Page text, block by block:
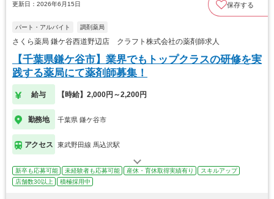
更新日：2026年6月15日 保存する
パート・アルバイト 調剤薬局
さくら薬局 鎌ケ谷西道野辺店 クラフト株式会社の薬剤師求人
【千葉県鎌ケ谷市】業界でもトップクラスの研修を実
践する薬局にて薬剤師募集！
給与 【時給】2,000円～2,200円
勤務地 千葉県 鎌ケ谷市
アクセス 東武野田線 馬込沢駅
新卒も応募可能 未経験者も応募可能 産休・育休取得実績有り
スキルアップ
店舗数30以上
積極採用中